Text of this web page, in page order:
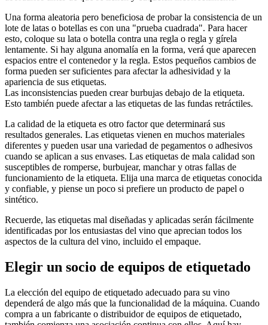
Una forma aleatoria pero beneficiosa de probar la consistencia de un
lote de latas o botellas es con una "prueba cuadrada". Para hacer
esto, coloque su lata o botella contra una regla o regla y gírela
lentamente. Si hay alguna anomalía en la forma, verá que aparecen
espacios entre el contenedor y la regla. Estos pequeños cambios de
forma pueden ser suficientes para afectar la adhesividad y la
apariencia de sus etiquetas.
Las inconsistencias pueden crear burbujas debajo de la etiqueta.
Esto también puede afectar a las etiquetas de las fundas retráctiles.
La calidad de la etiqueta es otro factor que determinará sus
resultados generales. Las etiquetas vienen en muchos materiales
diferentes y pueden usar una variedad de pegamentos o adhesivos
cuando se aplican a sus envases. Las etiquetas de mala calidad son
susceptibles de romperse, burbujear, manchar y otras fallas de
funcionamiento de la etiqueta. Elija una marca de etiquetas conocida
y confiable, y piense un poco si prefiere un producto de papel o
sintético.
Recuerde, las etiquetas mal diseñadas y aplicadas serán fácilmente
identificadas por los entusiastas del vino que aprecian todos los
aspectos de la cultura del vino, incluido el empaque.
Elegir un socio de equipos de etiquetado
La elección del equipo de etiquetado adecuado para su vino
dependerá de algo más que la funcionalidad de la máquina. Cuando
compra a un fabricante o distribuidor de equipos de etiquetado,